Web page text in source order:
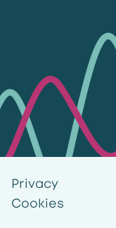
Privacy
Cookies